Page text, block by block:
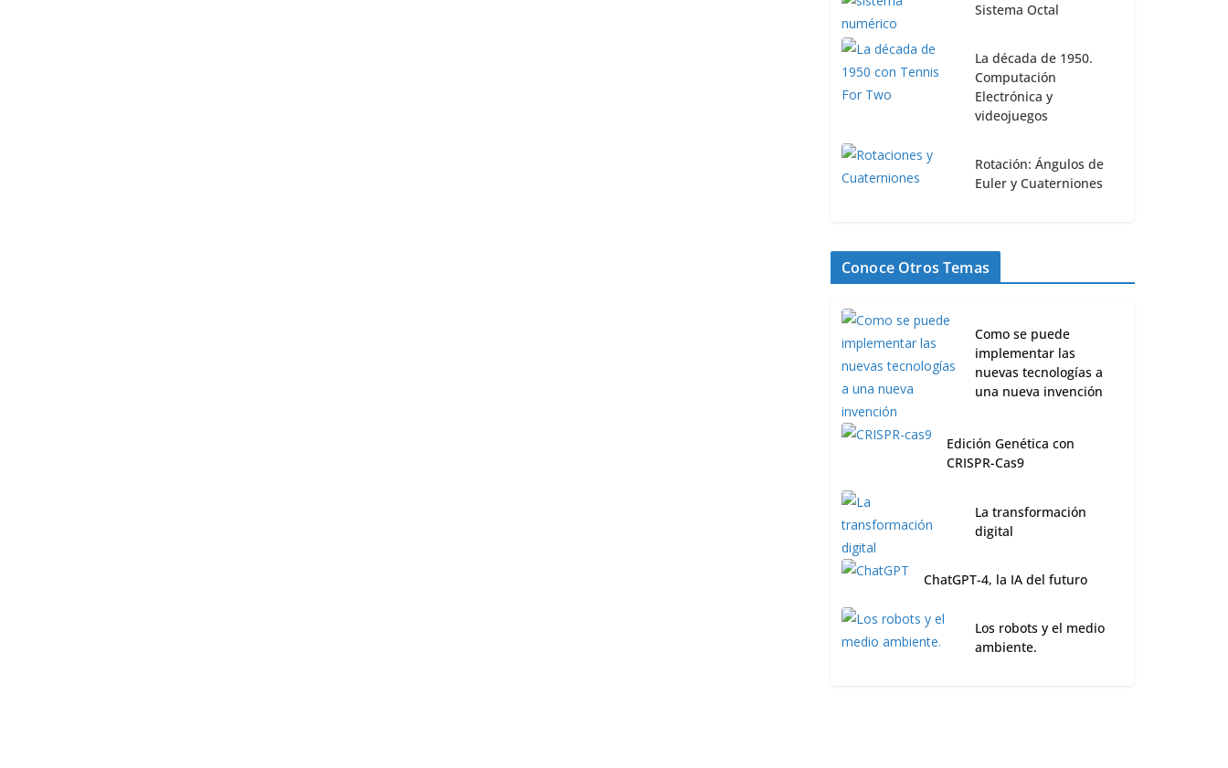
Sistema Octal
La década de 1950.
Computación
Electrónica y
videojuegos
Rotación: Ángulos de
Euler y Cuaterniones
Conoce Otros Temas
Como se puede
implementar las
nuevas tecnologías a
una nueva invención
Edición Genética con
CRISPR-Cas9
La transformación
digital
ChatGPT-4, la IA del futuro
Los robots y el medio
ambiente.